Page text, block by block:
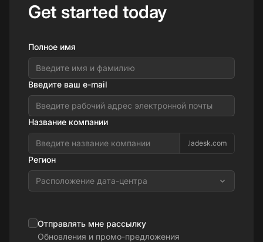
Get started today
Полное имя
Введите ваш e-mail
Название компании
.ladesk.com
Регион
Расположение дата-центра
Отправлять мне рассылку
Обновления и промо-предложения